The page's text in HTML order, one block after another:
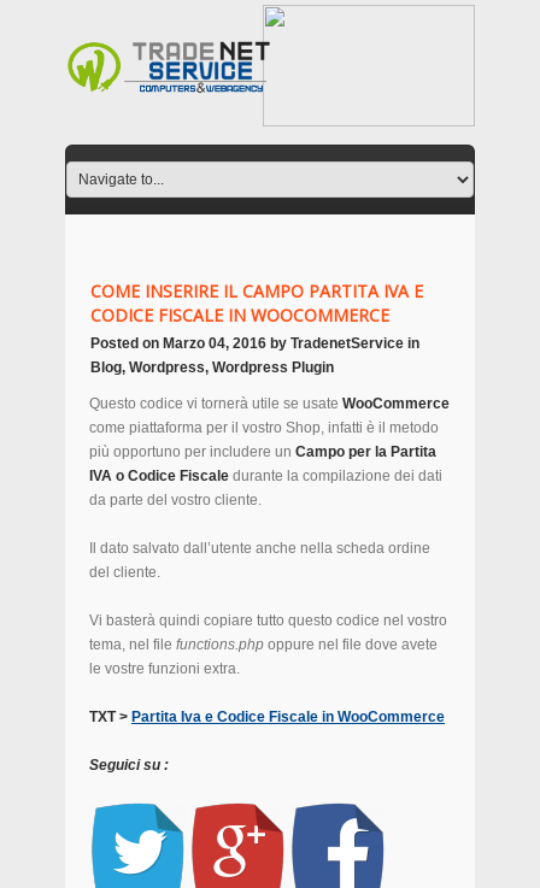
COME INSERIRE IL CAMPO PARTITA IVA E
CODICE FISCALE IN WOOCOMMERCE
Posted on Marzo 04, 2016 by TradenetService in
Blog, Wordpress, Wordpress Plugin
Questo codice vi tornerà utile se usate WooCommerce
come piattaforma per il vostro Shop, infatti è il metodo
più opportuno per includere un Campo per la Partita
IVA o Codice Fiscale durante la compilazione dei dati
da parte del vostro cliente.
Il dato salvato dall’utente anche nella scheda ordine
del cliente.
Vi basterà quindi copiare tutto questo codice nel vostro
tema, nel file functions.php oppure nel file dove avete
le vostre funzioni extra.
TXT > Partita Iva e Codice Fiscale in WooCommerce
Seguici su :